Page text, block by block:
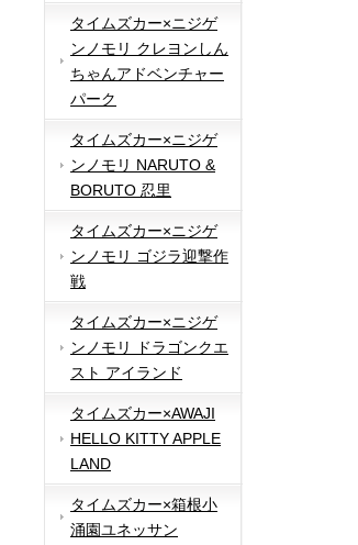
タイムズカー×ニジゲ
ンノモリ クレヨンしん
ちゃんアドベンチャー
パーク
タイムズカー×ニジゲ
ンノモリ NARUTO &
BORUTO 忍里
タイムズカー×ニジゲ
ンノモリ ゴジラ迎撃作
戦
タイムズカー×ニジゲ
ンノモリ ドラゴンクエ
スト アイランド
タイムズカー×AWAJI
HELLO KITTY APPLE
LAND
タイムズカー×箱根小
涌園ユネッサン